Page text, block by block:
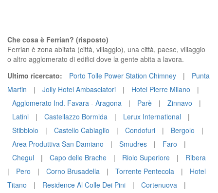
Che cosa è Ferrian? (risposto)
Ferrian è zona abitata (città, villaggio), una città, paese, villaggio
o altro agglomerato di edifici dove la gente abita a lavora.
Ultimo ricercato:
Porto Tolle Power Station Chimney |
Punta
Martin
| Jolly Hotel Ambasciatori | Hotel Pierre Milano
|
Agglomerato Ind. Favara - Aragona
| Parè | Zinnavo
|
Latini
| Castellazzo Bormida | Lerux International
|
Stibbiolo
| Castello Cabiaglio | Condofuri | Bergolo
|
Area Produttiva San Damiano
| Smudres | Faro
|
Chegul
| Capo delle Brache | Riolo Superiore |
Ribera
|
Pero | Corno Brusadella | Torrente Pentecola |
Hotel
Titano
| Residence Al Colle Dei Pini | Cortenuova
|